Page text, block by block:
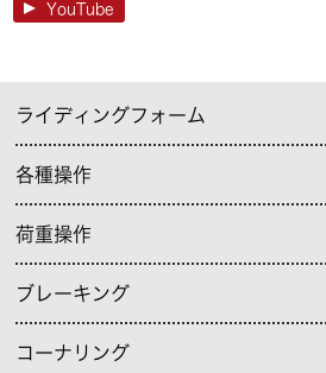
YouTube
ライディングフォーム
各種操作
荷重操作
ブレーキング
コーナリング